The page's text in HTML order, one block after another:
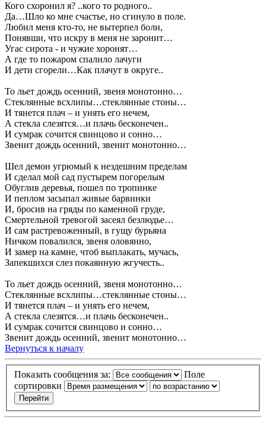
Кого схоронил я? ..кого то родного..
Да…Шло ко мне счастье, но сгинуло в поле.
Любил меня кто-то, не вытерпел боли,
Понявши, что искру в меня не заронит…
Угас сирота - и чужие хоронят…
А где то пожаром спалило лачуги
И дети сгорели…Как плачут в округе..
То льет дождь осенний, звеня монотонно…
Стеклянные всхлипы…стеклянные стоны…
И тянется плач – и унять его нечем,
А стекла слезятся…и плачь бесконечен..
И сумрак сочится свинцово и сонно…
Звенит дождь осенний, звенит монотонно…
Шел демон угрюмый к нездешним пределам
И сделал мой сад пустырем погорелым
Обуглив деревья, пошел по тропинке
И пеплом засыпал живые барвинки
И, бросив на гряды по каменной груде,
Смертельной тревогой засеял безлюдье…
И сам растревоженный, в гущу бурьяна
Ничком повалился, звеня оловянно,
И замер на камне, чтоб выплакать, мучась,
Запекшихся слез покаянную жгучесть..
То льет дождь осенний, звеня монотонно…
Стеклянные всхлипы…стеклянные стоны…
И тянется плач – и унять его нечем,
А стекла слезятся…и плачь бесконечен..
И сумрак сочится свинцово и сонно…
Звенит дождь осенний, звенит монотонно…
Вернуться к началу
Показать сообщения за:
Поле
сортировки